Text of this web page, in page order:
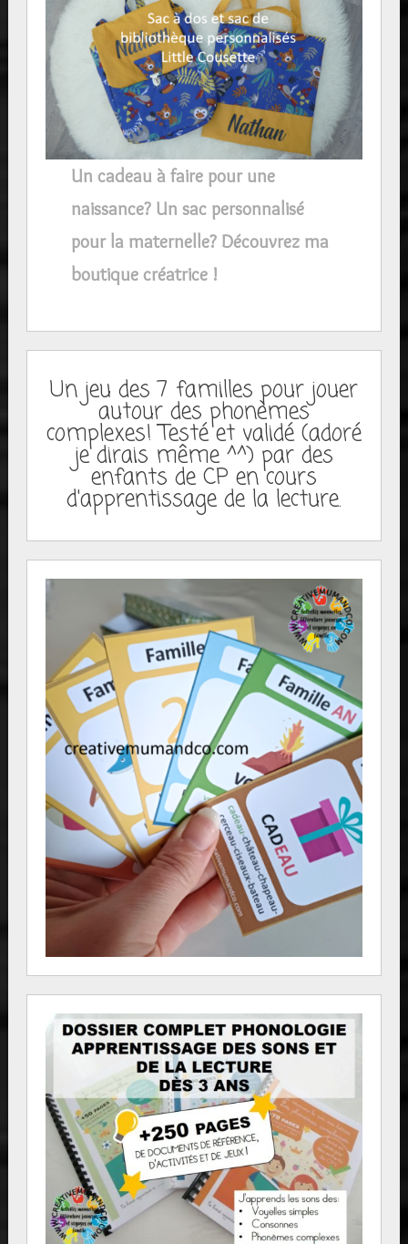
Un cadeau à faire pour une
naissance? Un sac personnalisé
pour la maternelle? Découvrez ma
boutique créatrice !
Un jeu des 7 familles pour jouer
autour des phonèmes
complexes! Testé et validé (adoré
je dirais même ^^) par des
enfants de CP en cours
d'apprentissage de la lecture.